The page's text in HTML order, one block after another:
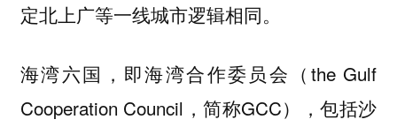
定北上广等一线城市逻辑相同。
海湾六国，即海湾合作委员会（the Gulf
Cooperation Council，简称GCC），包括沙